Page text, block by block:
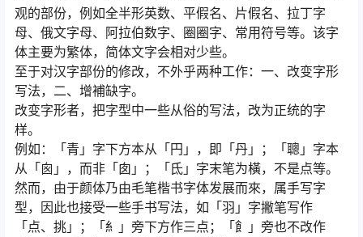
观的部份，例如全半形英数、平假名、片假名、拉丁字
母、俄文字母、阿拉伯数字、圈圈字、常用符号等。该字
体主要为繁体，简体文字会相对少些。
至于对汉字部份的修改，不外乎两种工作：一、改变字形
写法，二、增補缺字。
改变字形者，把字型中一些从俗的写法，改为正统的字
样。
例如：「青」字下方本从「円」，即「丹」；「聰」字本
从「囪」，而非「囱」；「氐」字末笔为橫，不是点等。
然而，由于颜体乃由毛笔楷书字体发展而來，属手写字
型，因此也接受一些手书写法，如「羽」字撇笔写作
「点、挑」；「糹」旁下方作三点；「飠」旁也不改作